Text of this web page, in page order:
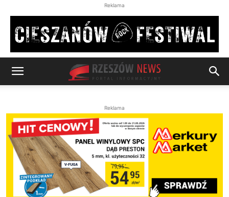
Reklama
Reklama